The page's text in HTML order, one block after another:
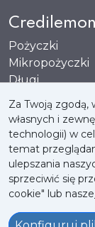
Credilemon
Pożyczki
Mikropożyczki
Długi
Karty
Polityka plików
Za Twoją zgodą,
własnych i
technologii) w
temat
ulepszania
sprzeciwić się
cookie" lub nasze